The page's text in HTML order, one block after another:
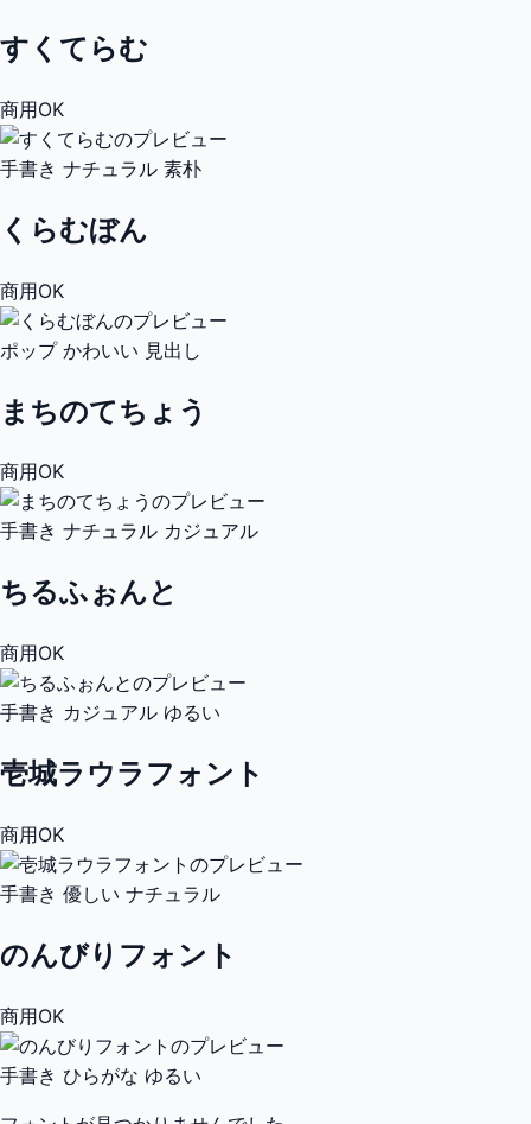
すくてらむ
商用OK
手書き ナチュラル 素朴
くらむぼん
商用OK
ポップ かわいい 見出し
まちのてちょう
商用OK
手書き ナチュラル カジュアル
ちるふぉんと
商用OK
手書き カジュアル ゆるい
壱城ラウラフォント
商用OK
手書き 優しい ナチュラル
のんびりフォント
商用OK
手書き ひらがな ゆるい